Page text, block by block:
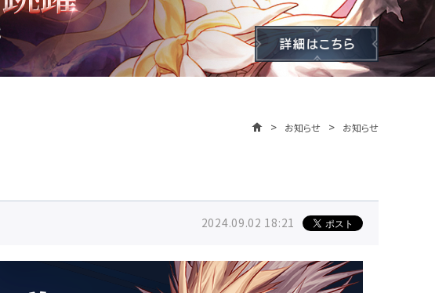
お知らせ お知らせ
2024.09.02 18:21